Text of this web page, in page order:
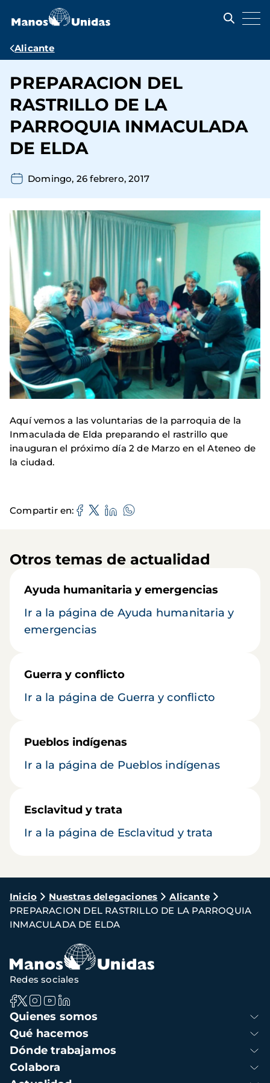
contenido
Ruta
navegación
Alicante
PREPARACION DEL
RASTRILLO DE LA
PARROQUIA INMACULADA
DE ELDA
Domingo, 26 febrero, 2017
Aquí vemos a las voluntarias de la parroquia de la
Inmaculada de Elda preparando el rastrillo que
inauguran el próximo día 2 de Marzo en el Ateneo de
la ciudad.
Compartir en
Otros temas de actualidad
Ayuda humanitaria y emergencias
Ir a la página de Ayuda humanitaria y
emergencias
Guerra y conflicto
Ir a la página de Guerra y conflicto
Pueblos indígenas
Ir a la página de Pueblos indígenas
Esclavitud y trata
Ir a la página de Esclavitud y trata
Ruta
de
navegación
Inicio Nuestras delegaciones
Alicante
PREPARACION DEL RASTRILLO DE LA PARROQUIA
INMACULADA DE ELDA
Navegación
principal
Quienes somos
Qué hacemos
Dónde trabajamos
Colabora
Redes sociales